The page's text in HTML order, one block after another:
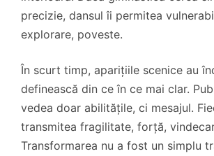
precizie, dansul îi permitea
explorare, poveste.
În scurt timp, aparițiile scenice au
definească din ce în ce mai clar.
vedea doar abilitățile, ci mesajul.
transmitea fragilitate, forță,
Transformarea nu a fost un simplu